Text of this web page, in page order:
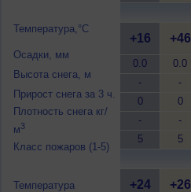
Температура,°C
Осадки, мм
Высота снега, м
Прирост снега за 3 ч.
Плотность снега кг/
м3
Класс пожаров (1-5)
Температура
+16
0.0
-
0
-
5
+46
0.0
-
0
-
5
+24 +26